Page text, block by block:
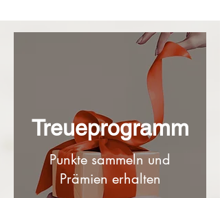
Treueprogramm
Punkte sammeln und
Prämien erhalten